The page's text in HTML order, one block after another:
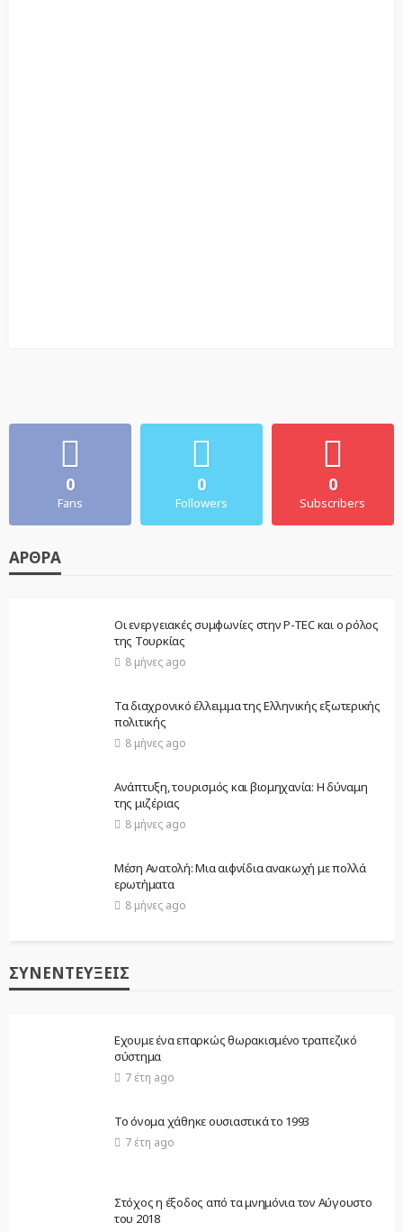
0
Fans
0
Followers
0
Subscribers
ΆΡΘΡΑ
Οι ενεργειακές συμφωνίες στην P-TEC και ο ρόλος
της Τουρκίας
8 μήνες ago
Τα διαχρονικό έλλειμμα της Ελληνικής εξωτερικής
πολιτικής
8 μήνες ago
Ανάπτυξη, τουρισμός και βιομηχανία: Η δύναμη
της μιζέριας
8 μήνες ago
Μέση Ανατολή: Μια αιφνίδια ανακωχή με πολλά
ερωτήματα
8 μήνες ago
ΣΥΝΕΝΤΕΎΞΕΙΣ
Εχουμε ένα επαρκώς θωρακισμένο τραπεζικό
σύστημα
7 έτη ago
Το όνομα χάθηκε ουσιαστικά το 1993
7 έτη ago
Στόχος η έξοδος από τα μνημόνια τον Αύγουστο
του 2018